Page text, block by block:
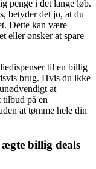
penge i det lange løb.
betyder det jo, at du
Dette kan være
eller ønsker at spare
til en billig
brug. Hvis du ikke
at
tilbud på en
at tømme hele din
billig deals